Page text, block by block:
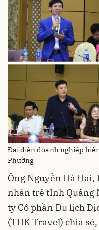
Đại diện doanh nghiệp
Phường
Ông Nguyễn Hà Hải,
nhân trẻ tỉnh Quảng
ty Cổ phần Du lịch
(THK Travel) chia